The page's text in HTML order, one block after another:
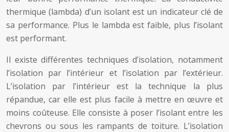
thermique (lambda) d’un isolant est un indicateur clé de
sa performance. Plus le lambda est faible, plus l’isolant
est performant.
Il existe différentes techniques d’isolation, notamment
l’isolation par l’intérieur et l’isolation par l’extérieur.
L’isolation par l’intérieur est la technique la plus
répandue, car elle est plus facile à mettre en œuvre et
moins coûteuse. Elle consiste à poser l’isolant entre les
chevrons ou sous les rampants de toiture. L’isolation